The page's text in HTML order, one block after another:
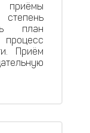
приёмы
план
Приём